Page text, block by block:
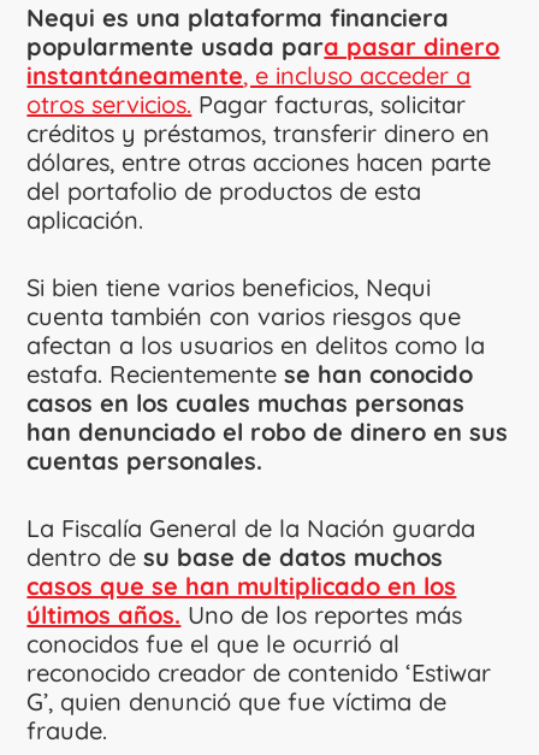
Nequi es una plataforma financiera
popularmente usada para pasar dinero
instantáneamente, e incluso acceder a
otros servicios. Pagar facturas, solicitar
créditos y préstamos, transferir dinero en
dólares, entre otras acciones hacen parte
del portafolio de productos de esta
aplicación.
Si bien tiene varios beneficios, Nequi
cuenta también con varios riesgos que
afectan a los usuarios en delitos como la
estafa. Recientementese han conocido
casos en los cuales muchas personas
han denunciado el robo de dinero en sus
cuentas personales.
La Fiscalía General de la Nación guarda
dentro de su base de datos muchos
casos que se han multiplicado en los
últimos años. Uno de los reportes más
conocidos fue el que le ocurrió al
reconocido creador de contenido ‘Estiwar
G’, quien denunció que fue víctima de
fraude.